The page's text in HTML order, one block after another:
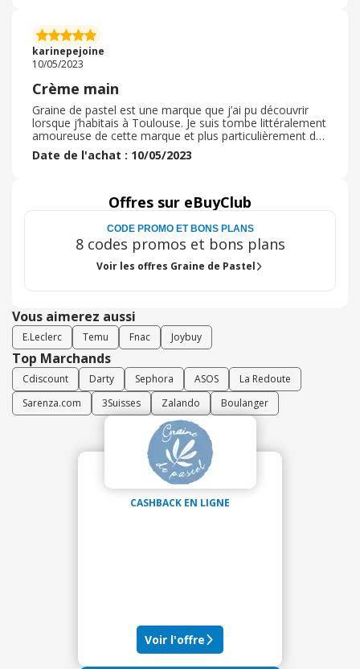
peau sèche . Que du bonheur ! La texture et le
conditionnement sont également très intéressants à
utiliser.
karinepejoine
10/05/2023
Crème main
Graine de pastel est une marque que j’ai pu découvrir
lorsque j’habitais à Toulouse. Je suis tombe littéralement
amoureuse de cette marque et plus particulièrement de
la crème pour les mains. Elle a une odeur juste parfaite
et et excellente pour les peaux à tendance atopique. La
l’application eBuyClub lors de ma commande afin de
bénéficier de cashback et de faire des réductions.
Date de l'achat : 10/05/2023
Offres sur eBuyClub
CODE PROMO ET BONS PLANS
8 codes promos et bons plans
Voir les offres Graine de Pastel
Vous aimerez aussi
E.Leclerc Temu Fnac Joybuy
Top Marchands
Cdiscount Darty Sephora ASOS
La Redoute
Sarenza.com
3Suisses Zalando Boulanger
CASHBACK EN LIGNE
Voir l'offre